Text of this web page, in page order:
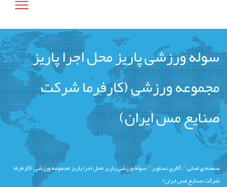
منوی
کاربری
سوله ورزشی پاریز محل اجرا پاریز
مجموعه ورزشی (کارفرما شرکت
صنایع مس ایران)
صفحه ی اصلی گالري تصاوير سوله ورزشی پاریز محل اجرا پاریز مجموعه ورزشی (کارفرما
شرکت صنایع مس ایران)